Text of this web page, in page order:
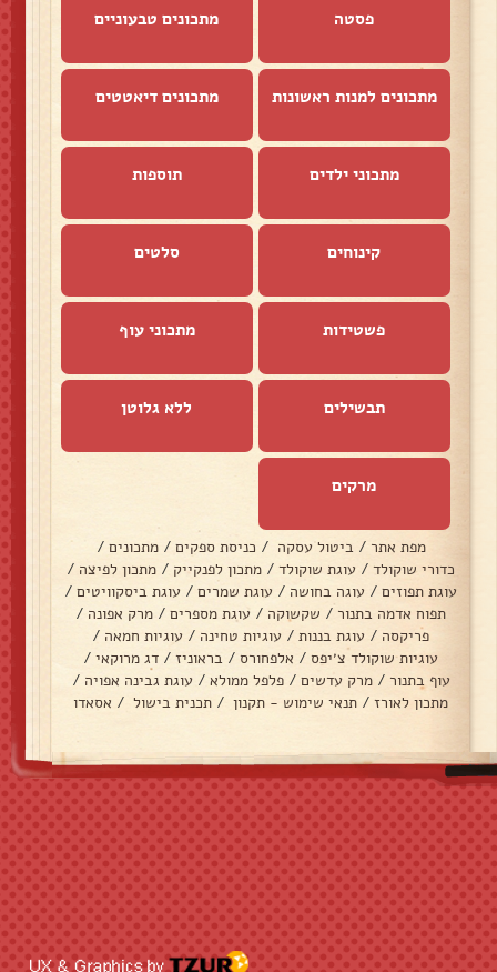
פסטה מתכונים טבעוניים
מתכונים למנות ראשונות מתכונים דיאטטים
מתכוני ילדים תוספות
קינוחים סלטים
פשטידות מתכוני עוף
תבשילים ללא גלוטן
מרקים
מפת אתר / ביטול עסקה / כניסת ספקים / מתכונים /
כדורי שוקולד / עוגת שוקולד / מתכון לפנקייק / מתכון לפיצה /
עוגת תפוזים / עוגה בחושה / עוגת שמרים / עוגת ביסקוויטים /
תפוח אדמה בתנור / שקשוקה / עוגת מספרים / מרק אפונה /
פריקסה / עוגת בננות / עוגיות טחינה / עוגיות חמאה /
עוגיות שוקולד צ׳יפס / אלפחורס / בראוניז / דג מרוקאי /
עוף בתנור / מרק עדשים / פלפל ממולא / עוגת גבינה אפויה /
מתכון לאורז / תנאי שימוש - תקנון / תכנית בישול / אסאדו